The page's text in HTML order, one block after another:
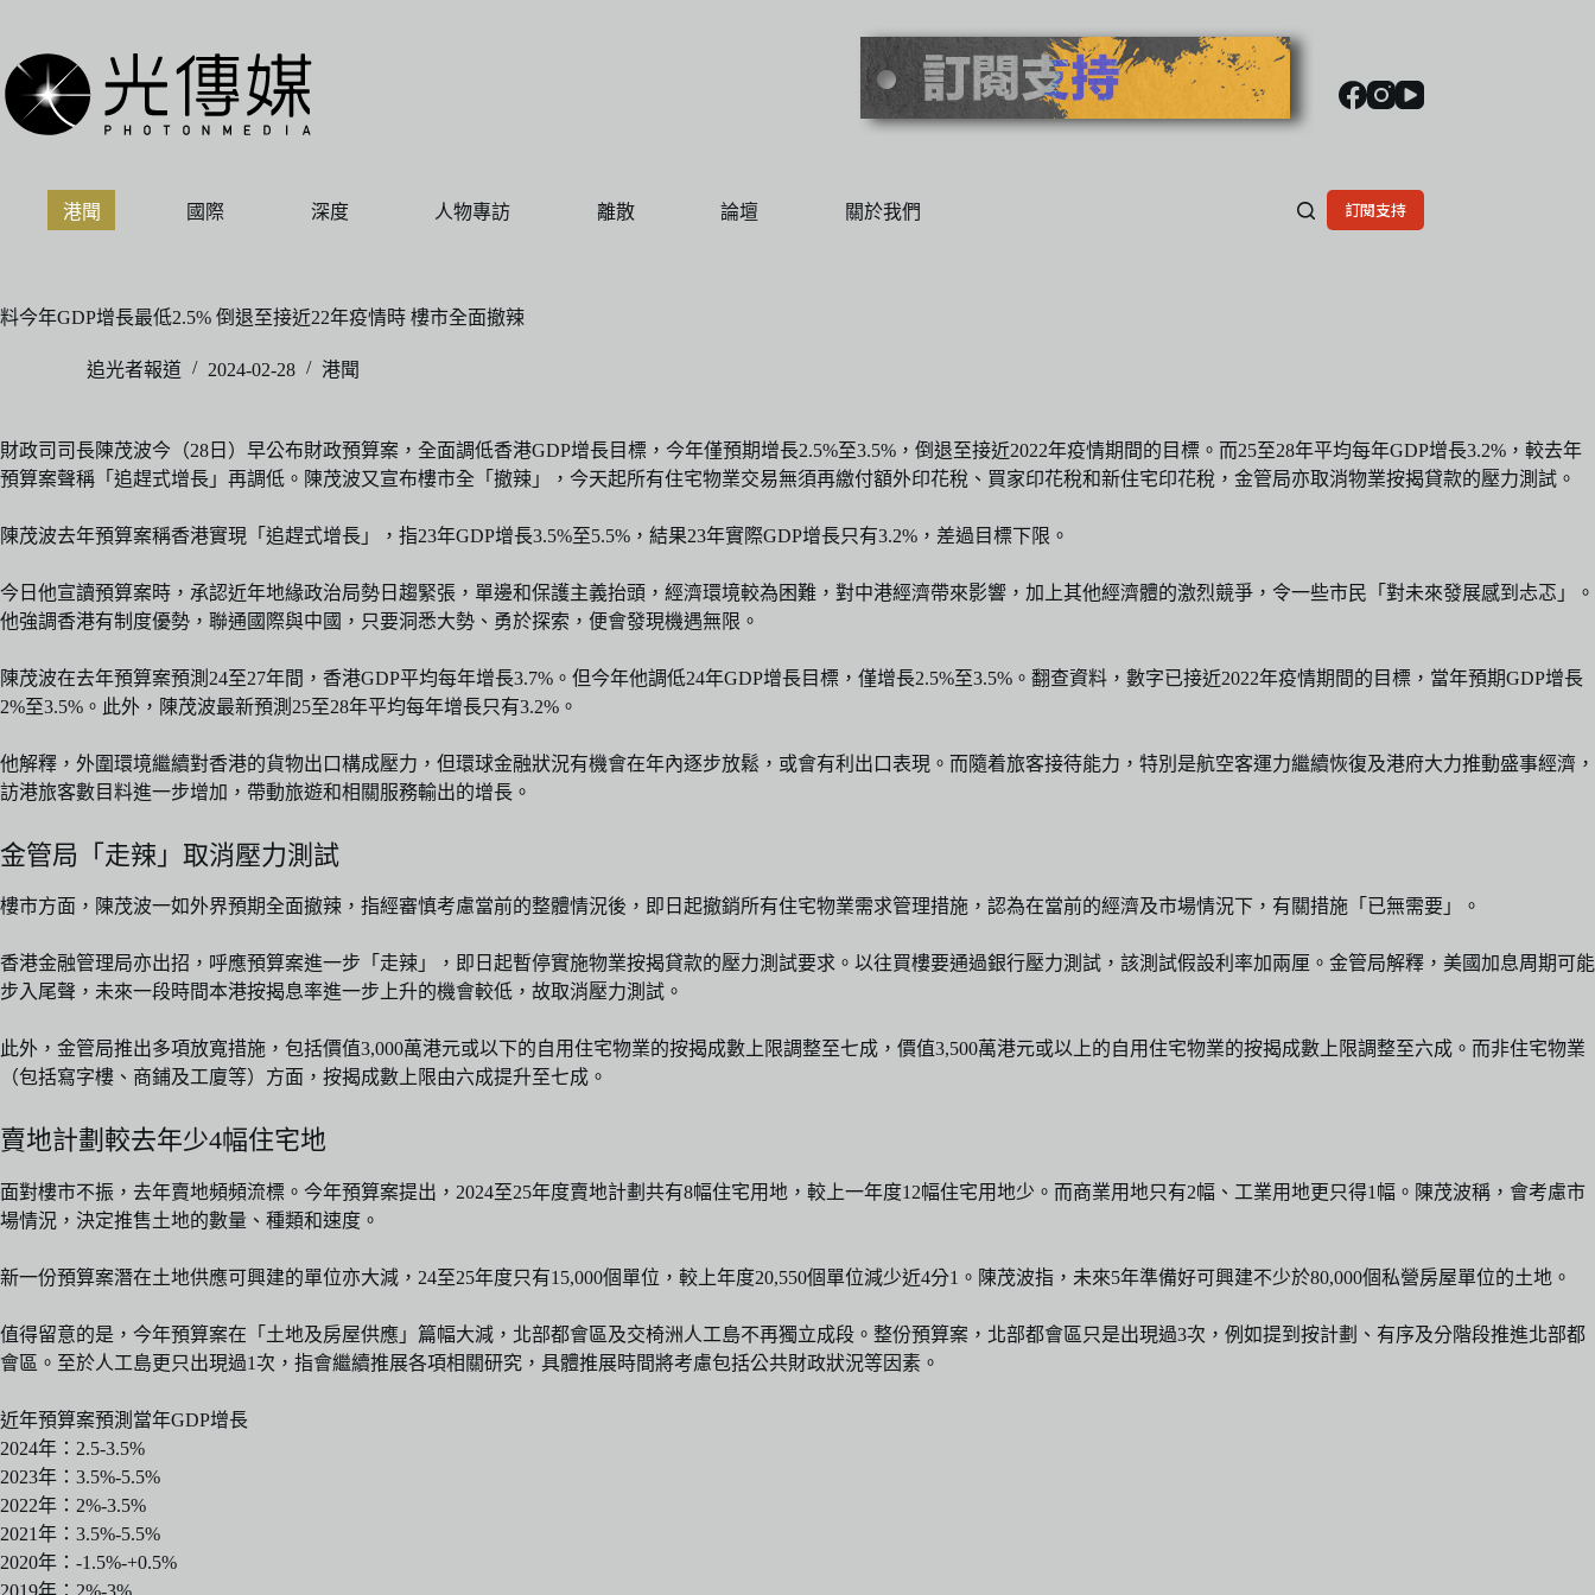
主
要
內
港聞 國際 深度 人物專訪 離散 論壇 關於我們 訂閱支持
料今年GDP增長最低2.5% 倒退至接近22年疫情時 樓市全面撤辣
追光者報道 2024-02-28 港聞
財政司司長陳茂波今（28日）早公布財政預算案，全面調低香港GDP增長目標，今年僅預期增長2.5%至3.5%，倒退至接近2022年疫情期間的目標。而25至28年平均每年GDP增長3.2%，較去年
預算案聲稱「追趕式增長」再調低。陳茂波又宣布樓市全「撤辣」，今天起所有住宅物業交易無須再繳付額外印花稅、買家印花稅和新住宅印花稅，金管局亦取消物業按揭貸款的壓力測試。
陳茂波去年預算案稱香港實現「追趕式增長」，指23年GDP增長3.5%至5.5%，結果23年實際GDP增長只有3.2%，差過目標下限。
今日他宣讀預算案時，承認近年地緣政治局勢日趨緊張，單邊和保護主義抬頭，經濟環境較為困難，對中港經濟帶來影響，加上其他經濟體的激烈競爭，令一些市民「對未來發展感到忐忑」。
他強調香港有制度優勢，聯通國際與中國，只要洞悉大勢、勇於探索，便會發現機遇無限。
陳茂波在去年預算案預測24至27年間，香港GDP平均每年增長3.7%。但今年他調低24年GDP增長目標，僅增長2.5%至3.5%。翻查資料，數字已接近2022年疫情期間的目標，當年預期GDP增長
2%至3.5%。此外，陳茂波最新預測25至28年平均每年增長只有3.2%。
他解釋，外圍環境繼續對香港的貨物出口構成壓力，但環球金融狀況有機會在年內逐步放鬆，或會有利出口表現。而隨着旅客接待能力，特別是航空客運力繼續恢復及港府大力推動盛事經濟，
訪港旅客數目料進一步增加，帶動旅遊和相關服務輸出的增長。
金管局「走辣」取消壓力測試
樓市方面，陳茂波一如外界預期全面撤辣，指經審慎考慮當前的整體情況後，即日起撤銷所有住宅物業需求管理措施，認為在當前的經濟及市場情況下，有關措施「已無需要」。
香港金融管理局亦出招，呼應預算案進一步「走辣」，即日起暫停實施物業按揭貸款的壓力測試要求。以往買樓要通過銀行壓力測試，該測試假設利率加兩厘。金管局解釋，美國加息周期可能
步入尾聲，未來一段時間本港按揭息率進一步上升的機會較低，故取消壓力測試。
此外，金管局推出多項放寬措施，包括價值3,000萬港元或以下的自用住宅物業的按揭成數上限調整至七成，價值3,500萬港元或以上的自用住宅物業的按揭成數上限調整至六成。而非住宅物業
（包括寫字樓、商鋪及工廈等）方面，按揭成數上限由六成提升至七成。
賣地計劃較去年少4幅住宅地
面對樓市不振，去年賣地頻頻流標。今年預算案提出，2024至25年度賣地計劃共有8幅住宅用地，較上一年度12幅住宅用地少。而商業用地只有2幅、工業用地更只得1幅。陳茂波稱，會考慮市
場情況，決定推售土地的數量、種類和速度。
新一份預算案潛在土地供應可興建的單位亦大減，24至25年度只有15,000個單位，較上年度20,550個單位減少近4分1。陳茂波指，未來5年準備好可興建不少於80,000個私營房屋單位的土地。
值得留意的是，今年預算案在「土地及房屋供應」篇幅大減，北部都會區及交椅洲人工島不再獨立成段。整份預算案，北部都會區只是出現過3次，例如提到按計劃、有序及分階段推進北部都
會區。至於人工島更只出現過1次，指會繼續推展各項相關研究，具體推展時間將考慮包括公共財政狀況等因素。
近年預算案預測當年GDP增長
2024年：2.5-3.5%
2023年：3.5%-5.5%
2022年：2%-3.5%
2021年：3.5%-5.5%
2020年：-1.5%-+0.5%
2019年：2%-3%